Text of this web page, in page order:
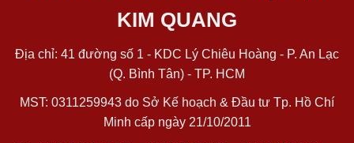
KIM QUANG
Địa chỉ: 41 đường số 1 - KDC Lý Chiêu Hoàng - P. An Lạc
(Q. Bình Tân) - TP. HCM
MST: 0311259943 do Sở Kế hoạch & Đầu tư Tp. Hồ Chí
Minh cấp ngày 21/10/2011